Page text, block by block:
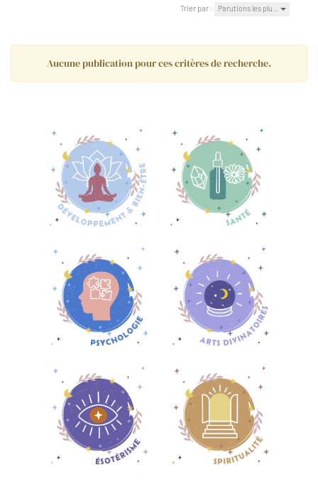
Trier par : Parutions les plu…
Aucune publication pour ces critères de recherche.